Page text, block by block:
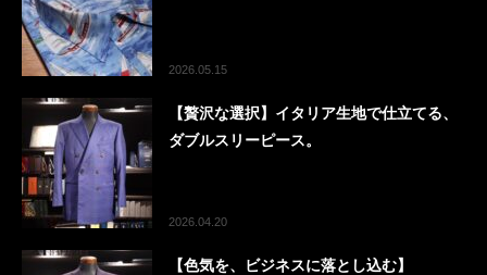
2026.05.15
【贅沢な選択】イタリア生地で仕立てる、
ダブルスリーピース。
2026.04.20
【色気を、ビジネスに落とし込む】